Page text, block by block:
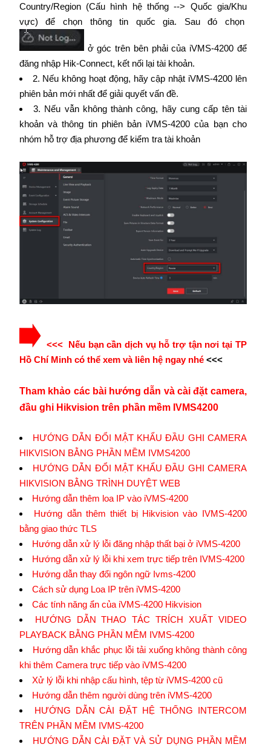
Country/Region (Cấu hình hệ thống --> Quốc gia/Khu
vực) để chọn thông tin quốc gia. Sau đó chọn
ở góc trên bên phải của iVMS-4200 để
đăng nhập Hik-Connect, kết nối lại tài khoản.
2. Nếu không hoạt động, hãy cập nhật iVMS-4200 lên
phiên bản mới nhất để giải quyết vấn đề.
3. Nếu vẫn không thành công, hãy cung cấp tên tài
khoản và thông tin phiên bản iVMS-4200 của bạn cho
nhóm hỗ trợ địa phương để kiểm tra tài khoản
<<< Nếu bạn cần dịch vụ hỗ trợ tận nơi tại TP
Hồ Chí Minh có thể xem và liên hệ ngay nhé<<<
Tham khảo các bài hướng dẫn và cài đặt camera,
đầu ghi Hikvision trên phần mềm IVMS4200
HƯỚNG DẪN ĐỔI MẬT KHẨU ĐẦU GHI CAMERA
HIKVISION BẰNG PHẦN MỀM IVMS4200
HƯỚNG DẪN ĐỔI MẬT KHẨU ĐẦU GHI CAMERA
HIKVISION BẰNG TRÌNH DUYỆT WEB
Hướng dẫn thêm loa IP vào iVMS-4200
Hướng dẫn thêm thiết bị Hikvision vào IVMS-4200
bằng giao thức TLS
Hướng dẫn xử lý lỗi đăng nhập thất bại ở iVMS-4200
Hướng dẫn xử lý lỗi khi xem trực tiếp trên IVMS-4200
Hướng dẫn thay đổi ngôn ngữ Ivms-4200
Cách sử dụng Loa IP trên iVMS-4200
Các tính năng ẩn của iVMS-4200 Hikvision
HƯỚNG DẪN THAO TÁC TRÍCH XUẤT VIDEO
PLAYBACK BẰNG PHẦN MỀM IVMS-4200
Hướng dẫn khắc phục lỗi tải xuống không thành công
khi thêm Camera trực tiếp vào iVMS-4200
Xử lý lỗi khi nhập cấu hình, tệp từ iVMS-4200 cũ
Hướng dẫn thêm người dùng trên iVMS-4200
HƯỚNG DẪN CÀI ĐẶT HỆ THỐNG INTERCOM
TRÊN PHẦN MỀM IVMS-4200
HƯỚNG DẪN CÀI ĐẶT VÀ SỬ DỤNG PHẦN MỀM